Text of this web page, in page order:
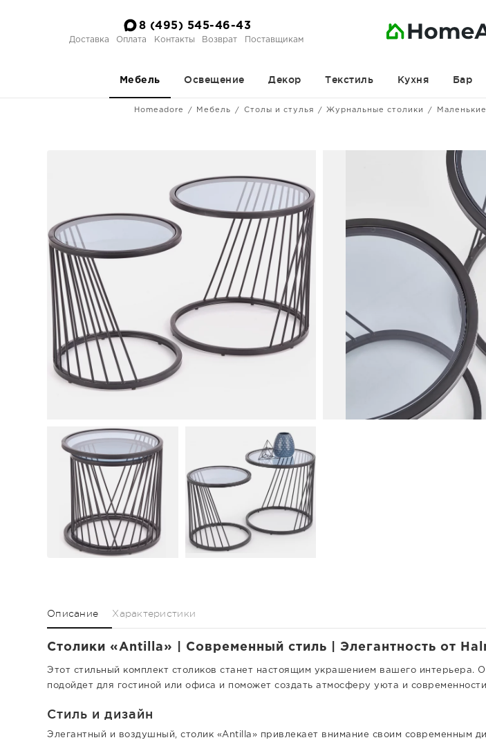
8 (495) 545-46-43
Доставка Оплата Контакты Возврат Поставщикам
Мебель Освещение Декор Текстиль Кухня Бар
Homeadore Мебель Столы и стулья Журнальные столики Маленькие
Описание Характеристики
Столики «Antilla» | Современный стиль | Элегантность от
Этот стильный комплект столиков станет настоящим украшением вашего интерьера.
подойдет для гостиной или офиса и поможет создать атмосферу уюта и
Стиль и дизайн
Элегантный и воздушный, столик «Antilla» привлекает внимание своим современным